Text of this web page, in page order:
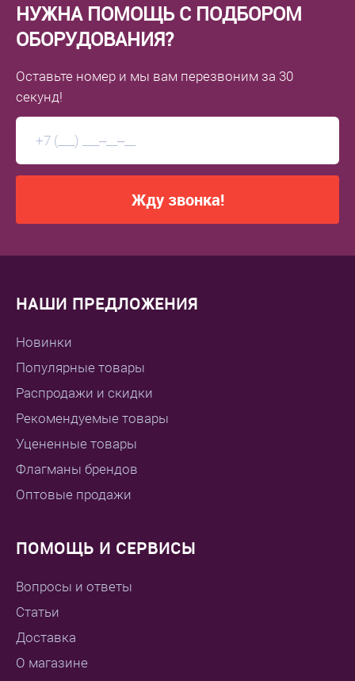
НУЖНА ПОМОЩЬ С ПОДБОРОМ
ОБОРУДОВАНИЯ?
Оставьте номер и мы вам перезвоним за 30
секунд!
Жду звонка!
НАШИ ПРЕДЛОЖЕНИЯ
Новинки
Популярные товары
Распродажи и скидки
Рекомендуемые товары
Уцененные товары
Флагманы брендов
Оптовые продажи
ПОМОЩЬ И СЕРВИСЫ
Вопросы и ответы
Статьи
Доставка
О магазине